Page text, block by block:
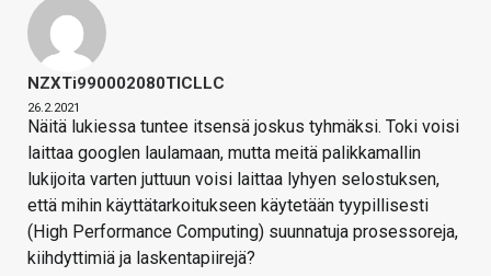
NZXTi990002080TICLLC
26.2.2021
Näitä lukiessa tuntee itsensä joskus tyhmäksi. Toki voisi
laittaa googlen laulamaan, mutta meitä palikkamallin
lukijoita varten juttuun voisi laittaa lyhyen selostuksen,
että mihin käyttätarkoitukseen käytetään tyypillisesti
(High Performance Computing) suunnatuja prosessoreja,
kiihdyttimiä ja laskentapiirejä?